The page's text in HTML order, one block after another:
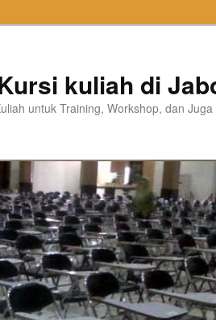
kuliah di
untuk Training, Workshop, dan